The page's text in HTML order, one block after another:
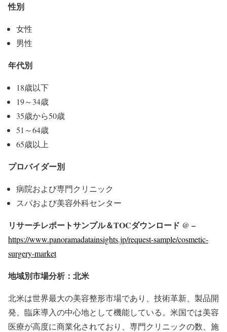
性別
女性
男性
年代別
18歳以下
19～34歳
35歳から50歳
51～64歳
65歳以上
プロバイダー別
病院および専門クリニック
スパおよび美容外科センター
リサーチレポートサンプル＆TOCダウンロード @ –
https://www.panoramadatainsights.jp/request-sample/cosmetic-
surgery-market
地域別市場分析：北米
北米は世界最大の美容整形市場であり、技術革新、製品開
発、臨床導入の中心地として機能している。米国では美容
医療が高度に商業化されており、専門クリニックの数、施